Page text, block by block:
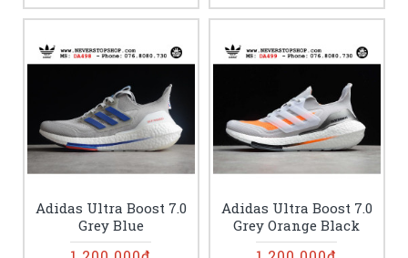
Adidas Ultra Boost 7.0
Grey Blue
Adidas Ultra Boost 7.0
Grey Orange Black